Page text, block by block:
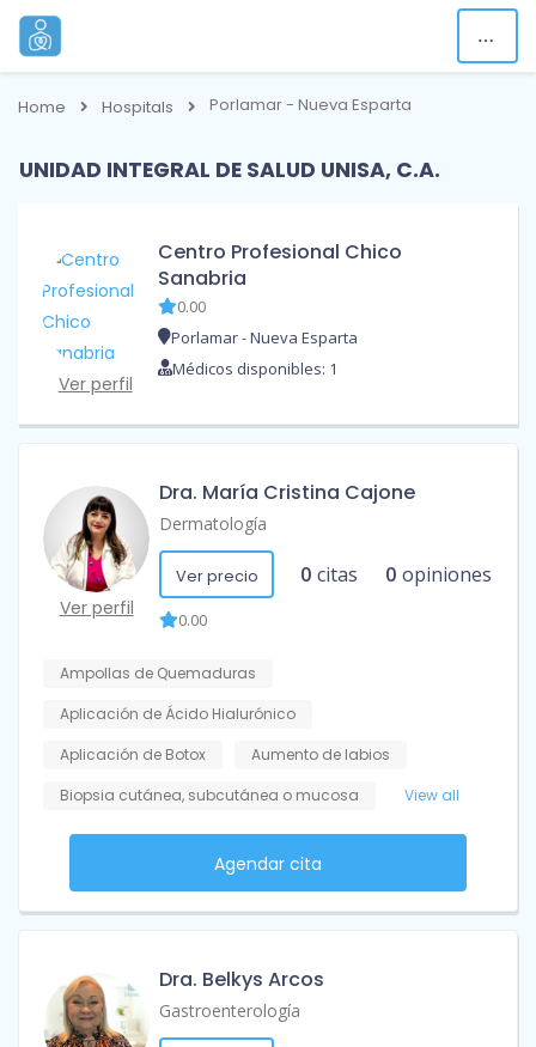
Home Hospitals Porlamar - Nueva Esparta
UNIDAD INTEGRAL DE SALUD UNISA, C.A.
Ver perfil
Centro Profesional Chico
Sanabria
0.00
Porlamar - Nueva Esparta
Médicos disponibles: 1
Ver perfil
Dra. María Cristina Cajone
Dermatología
Ver precio 0 citas 0 opiniones
0.00
Ampollas de Quemaduras
Aplicación de Ácido Hialurónico
Aplicación de Botox
Aumento de labios
Biopsia cutánea, subcutánea o mucosa
View all
Agendar cita
Dra. Belkys Arcos
Gastroenterología